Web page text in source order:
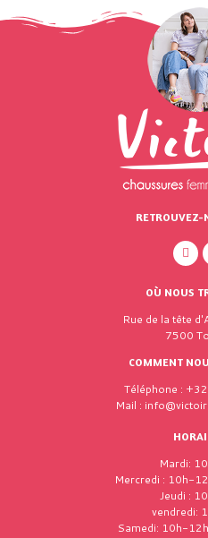
RETROUVEZ-
OÙ NOUS
Rue de la tête
7500
COMMENT
Téléphone :
Mail :
Mardi:
Mercredi : 10h-
Jeudi :
vendredi:
Samedi: 10h-